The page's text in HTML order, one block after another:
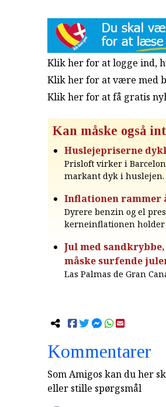
Klik her for at logge ind,
Klik her for at være med
Klik her for at få gratis
Kan måske også
Huslejepriserne
Prisloft virker i
markant dyk i huslejen.
Inflationen rammer
Dyrere benzin og el
kerneinflationen holder
Jul med
måske surfende
Las Palmas de Gran
Kommentarer
Som Amigos kan du her
eller stille spørgsmål